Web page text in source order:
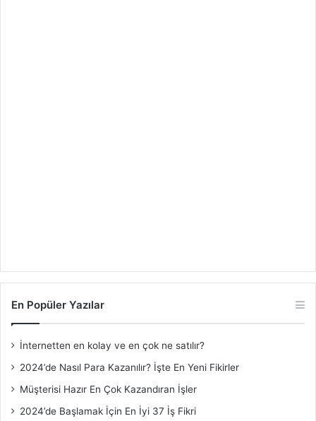
En Popüler Yazılar
İnternetten en kolay ve en çok ne satılır?
2024’de Nasıl Para Kazanılır? İşte En Yeni Fikirler
Müşterisi Hazır En Çok Kazandıran İşler
2024’de Başlamak İçin En İyi 37 İş Fikri